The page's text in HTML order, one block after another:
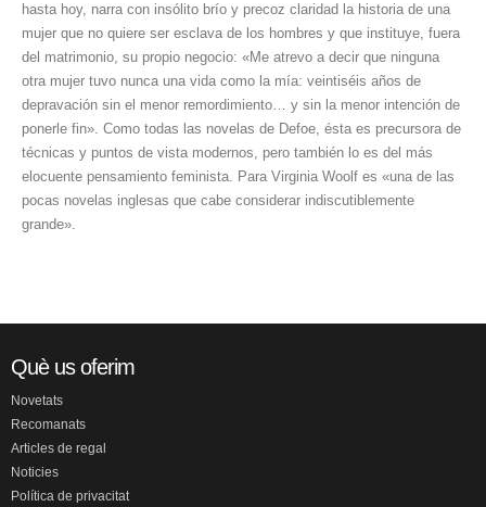
hasta hoy, narra con insólito brío y precoz claridad la historia de una
mujer que no quiere ser esclava de los hombres y que instituye, fuera
del matrimonio, su propio negocio: «Me atrevo a decir que ninguna
otra mujer tuvo nunca una vida como la mía: veintiséis años de
depravación sin el menor remordimiento… y sin la menor intención de
ponerle fin». Como todas las novelas de Defoe, ésta es precursora de
técnicas y puntos de vista modernos, pero también lo es del más
elocuente pensamiento feminista. Para Virginia Woolf es «una de las
pocas novelas inglesas que cabe considerar indiscutiblemente
grande».
Què us oferim
Novetats
Recomanats
Articles de regal
Noticies
Política de privacitat